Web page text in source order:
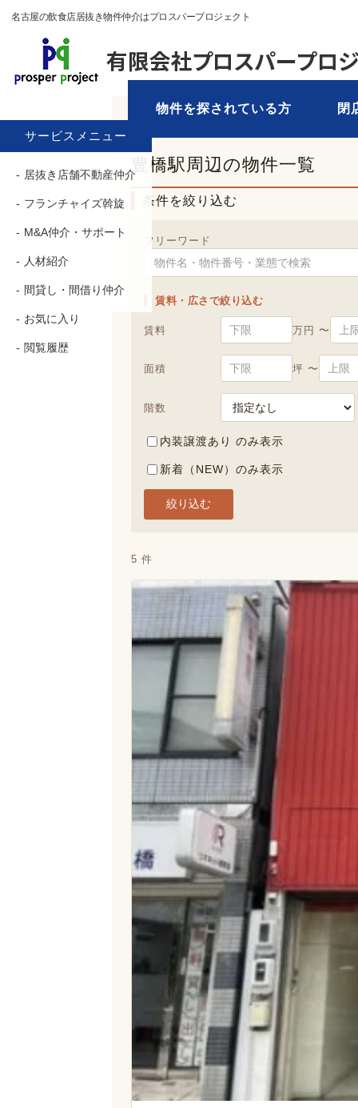
名古屋の飲食店居抜き物件仲介はプロスパープロジェクト
物件を探されている方 閉
豊橋駅周辺の物件一覧
条件を絞り込む
フリーワード
賃料・広さで絞り込む
賃料 万円 〜
面積 坪 〜
階数
内装譲渡あり のみ表示
新着（NEW）のみ表示
絞り込む
5 件
サービスメニュー
居抜き店舗不動産仲介
フランチャイズ斡旋
M&A仲介・サポート
人材紹介
間貸し・間借り仲介
お気に入り
閲覧履歴